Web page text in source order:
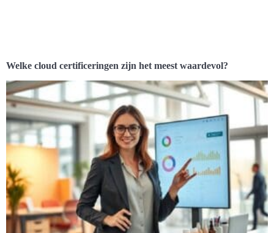
Welke cloud certificeringen zijn het meest waardevol?